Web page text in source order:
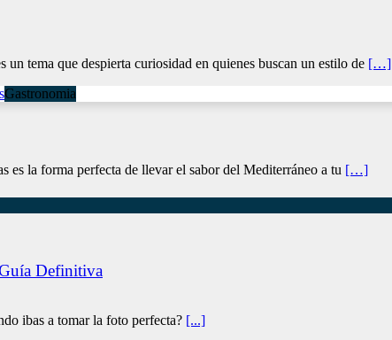
tema que despierta curiosidad en quienes buscan un estilo de […]
Gastronomia
es la forma perfecta de llevar el sabor del Mediterráneo a tu […]
Definitiva
ibas a tomar la foto perfecta? [...]